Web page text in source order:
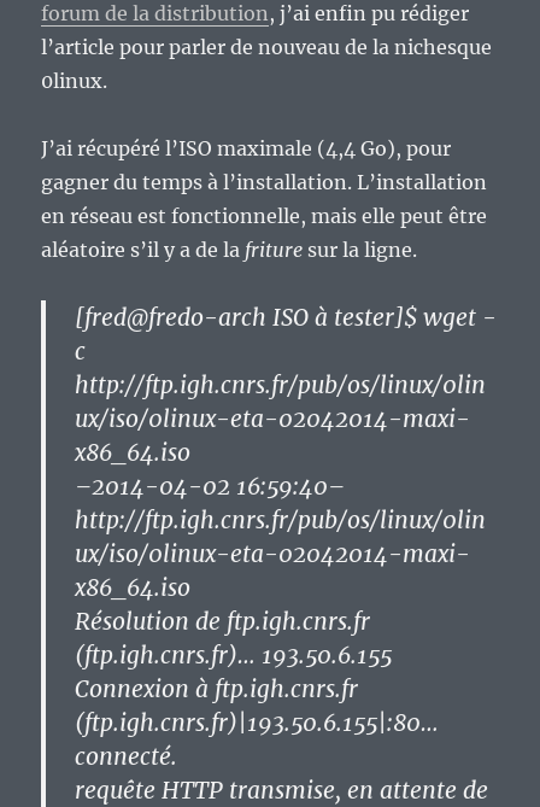
forum de la distribution, j’ai enfin pu rédiger
l’article pour parler de nouveau de la nichesque
0linux.
J’ai récupéré l’ISO maximale (4,4 Go), pour
gagner du temps à l’installation. L’installation
en réseau est fonctionnelle, mais elle peut être
aléatoire s’il y a de la friture sur la ligne.
[fred@fredo-arch ISO à tester]$ wget -
c
http://ftp.igh.cnrs.fr/pub/os/linux/0lin
ux/iso/0linux-eta-02042014-maxi-
x86_64.iso
–2014-04-02 16:59:40–
http://ftp.igh.cnrs.fr/pub/os/linux/0lin
ux/iso/0linux-eta-02042014-maxi-
x86_64.iso
Résolution de ftp.igh.cnrs.fr
(ftp.igh.cnrs.fr)… 193.50.6.155
Connexion à ftp.igh.cnrs.fr
(ftp.igh.cnrs.fr)|193.50.6.155|:80…
connecté.
requête HTTP transmise, en attente de